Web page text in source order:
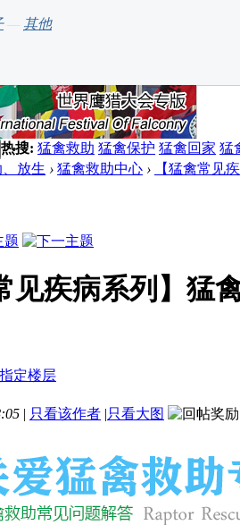
— 其他
热搜: 猛禽救助 猛禽保护 猛禽回家 猛
、放生 › 猛禽救助中心 › 【猛禽常见
见疾病系列】猛
| 只看该作者 |只看大图